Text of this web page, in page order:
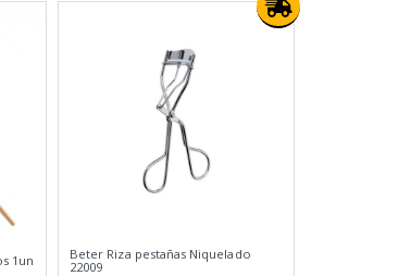
1un
Beter Riza pestañas Niquelado
22009